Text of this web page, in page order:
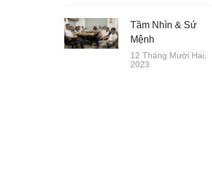
Tầm Nhìn & Sứ
Mệnh
12 Tháng Mười Hai,
2023